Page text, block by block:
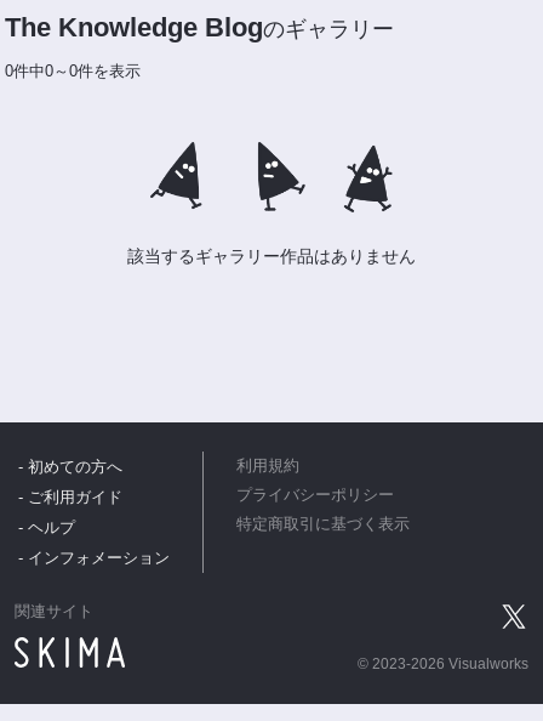
The Knowledge Blogのギャラリー
0件中0～0件を表示
該当するギャラリー作品はありません
- 初めての方へ
- ご利用ガイド
- ヘルプ
- インフォメーション
利用規約
プライバシーポリシー
特定商取引に基づく表示
関連サイト
© 2023-2026 Visualworks